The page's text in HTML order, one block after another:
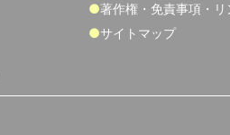
著作権・免責事項・リ
サイトマップ